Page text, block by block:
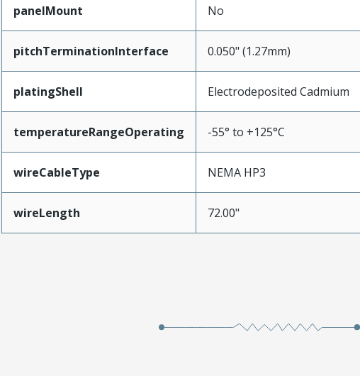
panelMount No
pitchTerminationInterface 0.050" (1.27mm)
platingShell Electrodeposited Cadmium
temperatureRangeOperating -55° to +125°C
wireCableType NEMA HP3
wireLength 72.00"